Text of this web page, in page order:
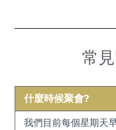
常
什麼時候聚會?
我們目前每個星期天